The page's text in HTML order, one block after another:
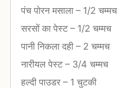
पंच पोरन मसाला– 1/2 चम्मच
सरसों का पेस्ट– 1/2 चम्मच
पानी निकला दही– 2 चम्मच
नारीयल पेस्ट– 3/4 चम्मच
हल्दी पाउडर – 1 चुटकी